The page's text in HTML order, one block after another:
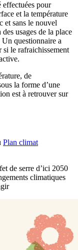
effectuées pour
et la température
et sans le nouvel
usages de la place
Un questionnaire a
si le rafraichissement
de
la forme d’une
est à retrouver sur
Plan climat
de serre d’ici 2050
climatiques